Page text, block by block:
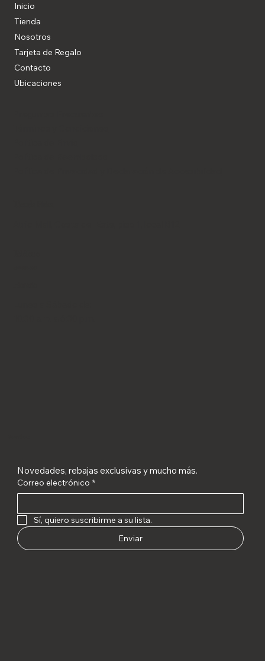
Inicio
Tienda
Nosotros
Tarjeta de Regalo
Contacto
Ubicaciones
Novedades, rebajas exclusivas y mucho más.
Correo electrónico *
Sí, quiero suscribirme a su lista.
Enviar